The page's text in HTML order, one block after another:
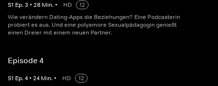
S1 Ep.3 • 28 Min. • HD
12
Wie verändern Dating-Apps die Beziehungen? Eine Podcasterin
probiert es aus. Und eine polyamore Sexualpädagogin genießt
einen Dreier mit einem neuen Partner.
Episode 4
S1 Ep.4 • 24 Min. • HD
12